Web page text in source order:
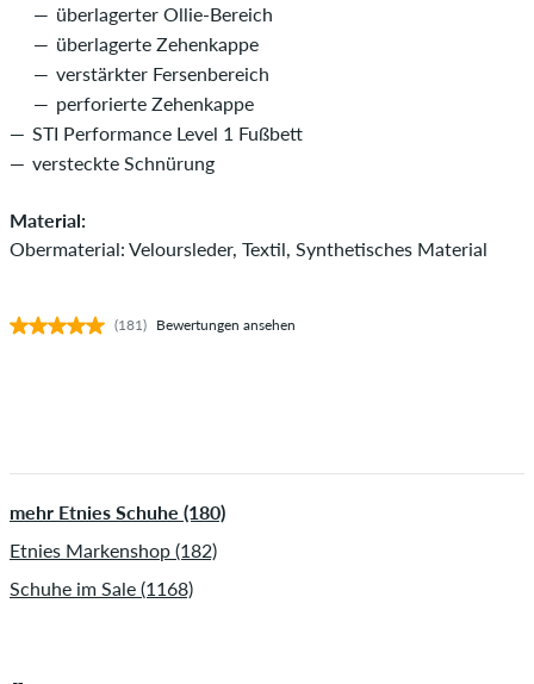
überlagerter Ollie-Bereich
überlagerte Zehenkappe
verstärkter Fersenbereich
perforierte Zehenkappe
STI Performance Level 1 Fußbett
versteckte Schnürung
Material:
Obermaterial: Veloursleder, Textil, Synthetisches Material
(181) Bewertungen ansehen
mehr Etnies Schuhe (180)
Etnies Markenshop (182)
Schuhe im Sale (1168)